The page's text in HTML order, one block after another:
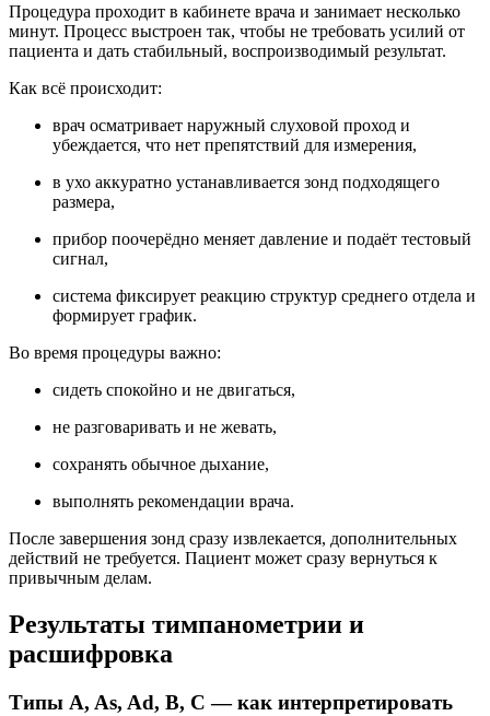
Процедура проходит в кабинете врача и занимает несколько
минут. Процесс выстроен так, чтобы не требовать усилий от
пациента и дать стабильный, воспроизводимый результат.
Как всё происходит:
врач осматривает наружный слуховой проход и
убеждается, что нет препятствий для измерения,
в ухо аккуратно устанавливается зонд подходящего
размера,
прибор поочерёдно меняет давление и подаёт тестовый
сигнал,
система фиксирует реакцию структур среднего отдела и
формирует график.
Во время процедуры важно:
сидеть спокойно и не двигаться,
не разговаривать и не жевать,
сохранять обычное дыхание,
выполнять рекомендации врача.
После завершения зонд сразу извлекается, дополнительных
действий не требуется. Пациент может сразу вернуться к
привычным делам.
Результаты тимпанометрии и
расшифровка
Типы A, As, Ad, B, C — как интерпретировать